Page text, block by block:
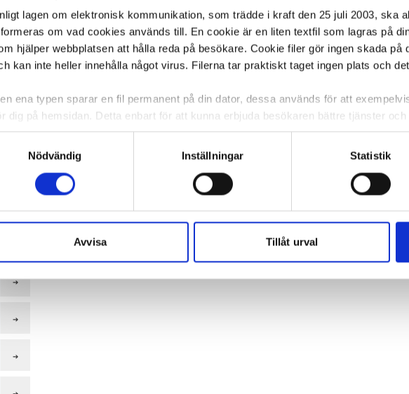
lagen om elektronisk kommunikation, som trädde i kraft den 25 juli 2003, ska
om vad cookies används till. En cookie är en liten textfil som lagras på
hjälper webbplatsen att hålla reda på besökare. Cookie filer gör ingen skada på
kan inte heller innehålla något virus. Filerna tar praktiskt taget ingen plats och
ena typen sparar en fil permanent på din dator, dessa används för att
dig på hemsidan. Detta enbart för att kunna erbjuda besökaren bättre tjänster
flesta webbläsare har funktioner för detta. Informationen som sparas på din dator
koppling till personlig information, alltså helt anonymt.
andra typen av cookies som vanligtvis används är session cookies. Under
medier och analysera vår trafik. Vi vidarebefordrar även sådana identifierare
annan information som du har tillhandahållit eller som de har samlat in när du
Nödvändig
Inställningar Statistik
Avvisa Tillåt urval